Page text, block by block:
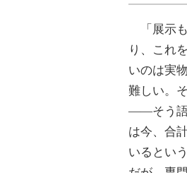
「展示
り、これ
いのは実
難しい。
――そう語
は今、合
いるとい